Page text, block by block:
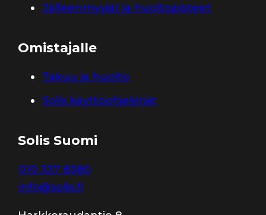
Jälleenmyyjät ja huoltopisteet
Omistajalle
Takuu ja huolto
Solis käyttöohjekirjat
Solis Suomi
010 337 8380
info@solis.fi